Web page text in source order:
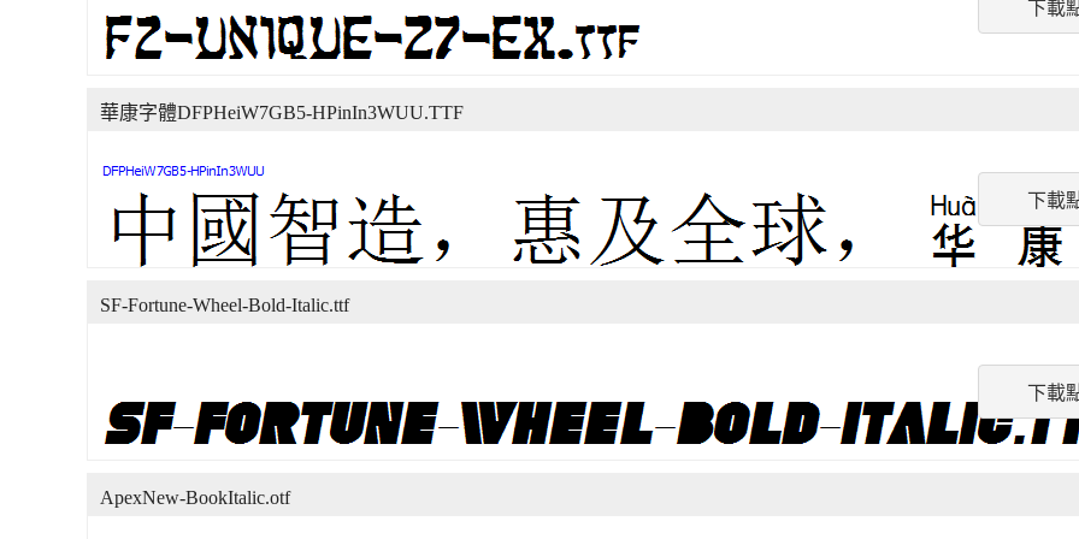
下載
下載
華康字體DFPHeiW7GB5-HPinIn3WUU.TTF
下載
SF-Fortune-Wheel-Bold-Italic.ttf
ApexNew-BookItalic.otf